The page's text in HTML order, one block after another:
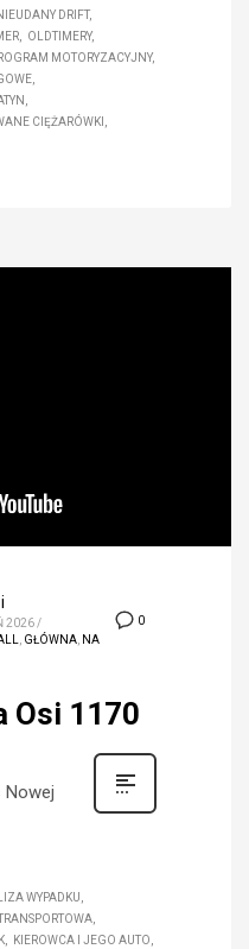
DRIFT
OLDTIMERY
MOTORYZACYJNY
CIĘŻARÓWKI
0
2026 /
GŁÓWNA NA
Osi 1170
Nowej
WYPADKU
KIEROWCA I JEGO AUTO